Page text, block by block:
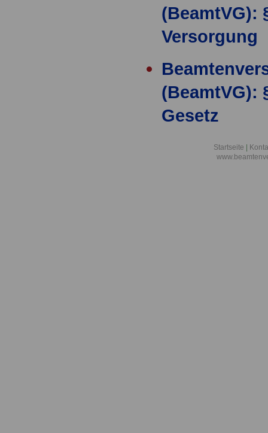
(BeamtVG):
Versorgung
(BeamtVG):
Gesetz
Startseite